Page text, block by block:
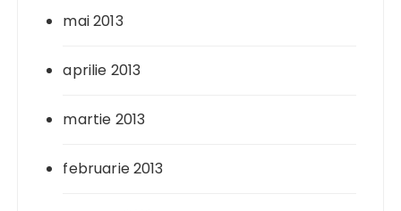
mai 2013
aprilie 2013
martie 2013
februarie 2013